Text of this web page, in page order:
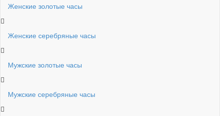
Женские золотые часы
Женские серебряные часы
Мужские золотые часы
Мужские серебряные часы